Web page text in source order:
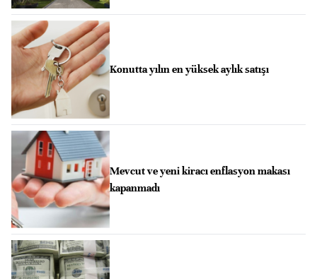
Konutta yılın en yüksek aylık satışı
Mevcut ve yeni kiracı enflasyon makası
kapanmadı